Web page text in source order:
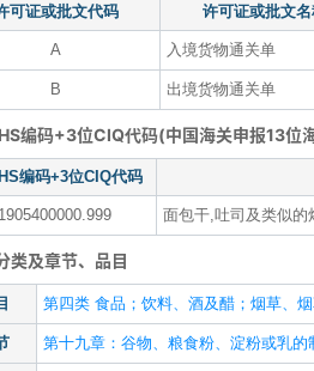
可证或批文代码 许可证或批文
A 入境货物通关单
B 出境货物通关单
编码+3位CIQ代码(中国海关申报13位
编码+3位CIQ代码
1905400000.999 面包干,吐司及类似的
类及章节、品目
第四类 食品；饮料、酒及醋；烟草、
第十九章：谷物、粮食粉、淀粉或乳的